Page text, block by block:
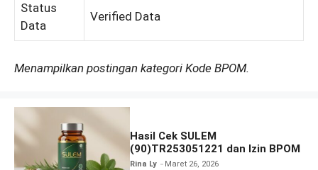
Status
Data
Verified Data
Menampilkan postingan kategori Kode BPOM.
Hasil Cek SULEM
(90)TR253051221 dan Izin BPOM
Rina Ly Maret 26, 2026